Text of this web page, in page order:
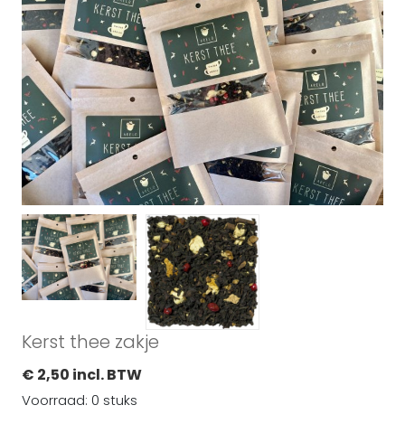
Kerst thee zakje
€ 2,50 incl. BTW
Voorraad: 0 stuks